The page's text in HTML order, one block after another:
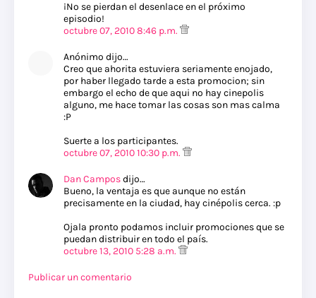
¡No se pierdan el desenlace en el próximo
episodio!
octubre 07, 2010 8:46 p.m.
Anónimo dijo…
Creo que ahorita estuviera seriamente enojado,
por haber llegado tarde a esta promocion; sin
embargo el echo de que aqui no hay cinepolis
alguno, me hace tomar las cosas son mas calma
:P
Suerte a los participantes.
octubre 07, 2010 10:30 p.m.
Dan Camposdijo…
Bueno, la ventaja es que aunque no están
precisamente en la ciudad, hay cinépolis cerca. :p
Ojala pronto podamos incluir promociones que se
puedan distribuir en todo el país.
octubre 13, 2010 5:28 a.m.
Publicar un comentario